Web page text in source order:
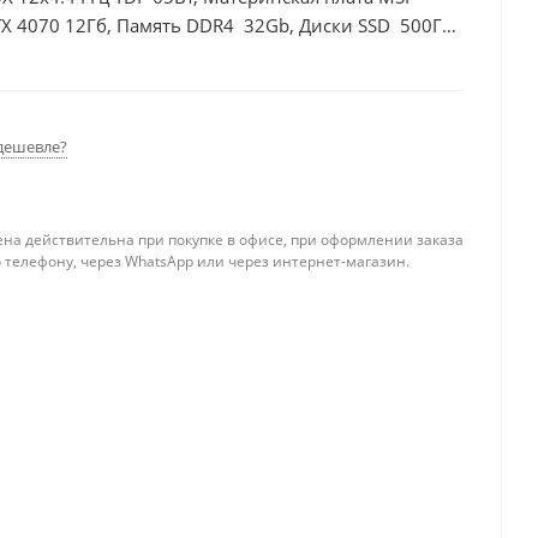
4070 12Гб, Память DDR4 32Gb, Диски SSD 500Гб
действительна при покупке в офисе, при оформлении заказа
телефону, через WhatsApp или через интернет-магазин.